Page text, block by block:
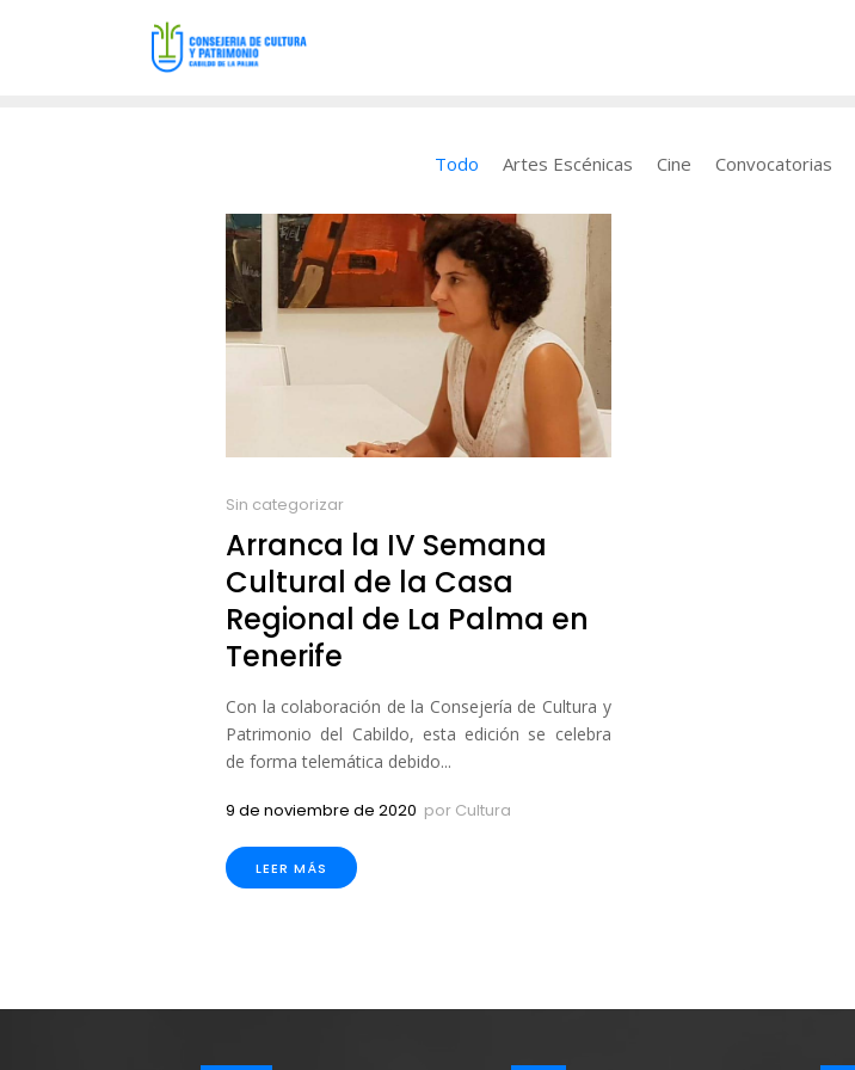
Todo Artes Escénicas Cine Convocatorias
Sin categorizar
Arranca la IV Semana
Cultural de la Casa
Regional de La Palma en
Tenerife
Con la colaboración de la Consejería de Cultura y
Patrimonio del Cabildo, esta edición se celebra
de forma telemática debido...
9 de noviembre de 2020 por Cultura
LEER MÁS